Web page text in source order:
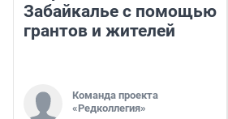
Забайкалье с помощью
грантов и жителей
Команда проекта
«Редколлегия»